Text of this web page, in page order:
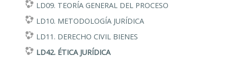
LD09. TEORÍA GENERAL DEL PROCESO
LD10. METODOLOGÍA JURÍDICA
LD11. DERECHO CIVIL BIENES
LD42. ÉTICA JURÍDICA